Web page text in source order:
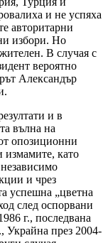
и не успяха
авторитарни
избори. Но
В случая с
вероятно
Александър
и в
вълна на
опозиционни
измамите, като
и чрез
успешна „цветна
след оспорвани
г., последвана
Украйна през 2004-